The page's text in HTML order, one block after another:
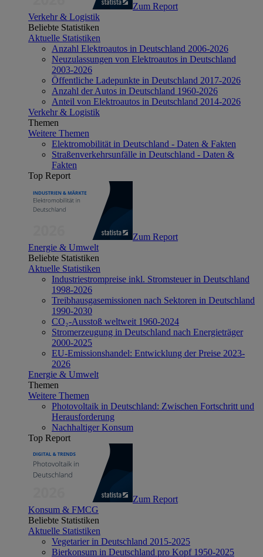
Zum Report
Verkehr & Logistik
Beliebte Statistiken
Aktuelle Statistiken
Anzahl Elektroautos in Deutschland 2006-2026
Neuzulassungen von Elektroautos in Deutschland
2003-2026
Öffentliche Ladepunkte in Deutschland 2017-2026
Anzahl der Autos in Deutschland 1960-2026
Anteil von Elektroautos in Deutschland 2014-2026
Verkehr & Logistik
Themen
Weitere Themen
Elektromobilität in Deutschland - Daten & Fakten
Straßenverkehrsunfälle in Deutschland - Daten &
Fakten
Top Report
Zum Report
Energie & Umwelt
Beliebte Statistiken
Aktuelle Statistiken
Industriestrompreise inkl. Stromsteuer in Deutschland
1998-2026
Treibhausgasemissionen nach Sektoren in Deutschland
1990-2030
CO₂-Ausstoß weltweit 1960-2024
Stromerzeugung in Deutschland nach Energieträger
2000-2025
EU-Emissionshandel: Entwicklung der Preise 2023-
2026
Energie & Umwelt
Themen
Weitere Themen
Photovoltaik in Deutschland: Zwischen Fortschritt und
Herausforderung
Nachhaltiger Konsum
Top Report
Zum Report
Konsum & FMCG
Beliebte Statistiken
Aktuelle Statistiken
Vegetarier in Deutschland 2015-2025
Bierkonsum in Deutschland pro Kopf 1950-2025